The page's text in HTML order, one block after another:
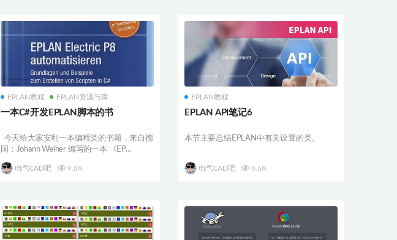
EPLAN教程 EPLAN资源与库
一本C#开发EPLAN脚本的书
今天给大家安利一本编程类的书籍，来自德
国：Johann Weiher 编写的一本 《EP...
电气CAD吧 9.8K
EPLAN教程
EPLAN API笔记6
本节主要总结EPLAN中有关设置的类。
电气CAD吧 6.6K